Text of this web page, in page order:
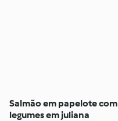
Salmão em papelote com
legumes em juliana